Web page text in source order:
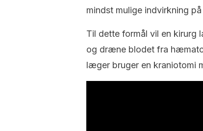
mindst mulige indvirkning
Til dette formål vil en kirurg
og dræne blodet fra
læger bruger en kraniotomi